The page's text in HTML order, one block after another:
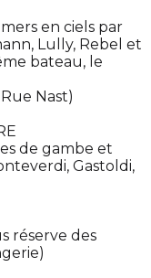
en ciels par
Lully, Rebel et
bateau, le
Nast)
de gambe et
Gastoldi,
réserve des